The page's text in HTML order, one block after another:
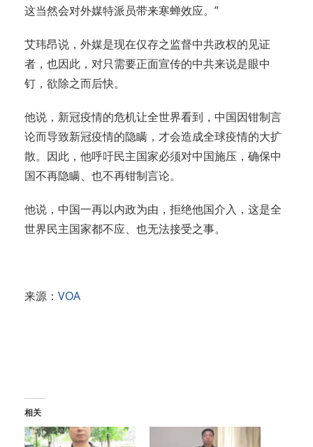
这当然会对外媒特派员带来寒蝉效应。”
艾玮昂说，外媒是现在仅存之监督中共政权的见证
者，也因此，对只需要正面宣传的中共来说是眼中
钉，欲除之而后快。
他说，新冠疫情的危机让全世界看到，中国因钳制言
论而导致新冠疫情的隐瞒，才会造成全球疫情的大扩
散。因此，他呼吁民主国家必须对中国施压，确保中
国不再隐瞒、也不再钳制言论。
他说，中国一再以内政为由，拒绝他国介入，这是全
世界民主国家都不应、也无法接受之事。
来源： VOA
相关